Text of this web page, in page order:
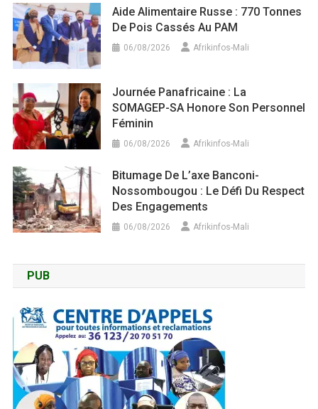
Aide Alimentaire Russe : 770 Tonnes
De Pois Cassés Au PAM
06/08/2026 Afrikinfos-Mali
Journée Panafricaine : La
SOMAGEP-SA Honore Son Personnel
Féminin
06/08/2026 Afrikinfos-Mali
Bitumage De L’axe Banconi-
Nossombougou : Le Défi Du Respect
Des Engagements
06/08/2026 Afrikinfos-Mali
PUB